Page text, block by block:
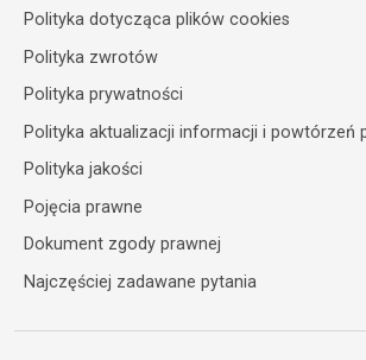
Polityka dotycząca plików cookies
Polityka zwrotów
Polityka prywatności
Polityka aktualizacji informacji i powtórzeń
Polityka jakości
Pojęcia prawne
Dokument zgody prawnej
Najczęściej zadawane pytania